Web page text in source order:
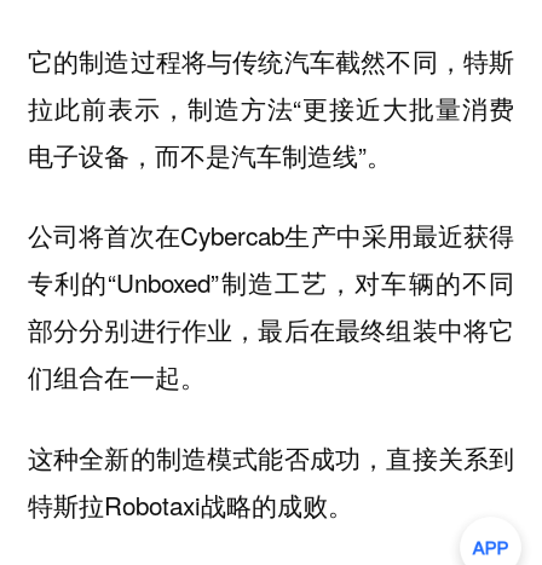
它的制造过程将与传统汽车截然不同，特斯
拉此前表示，制造方法“更接近大批量消费
电子设备，而不是汽车制造线”。
公司将首次在Cybercab生产中采用最近获得
专利的“Unboxed”制造工艺，对车辆的不同
部分分别进行作业，最后在最终组装中将它
们组合在一起。
这种全新的制造模式能否成功，直接关系到
特斯拉Robotaxi战略的成败。